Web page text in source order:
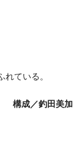
ている。
構成／釣田美加